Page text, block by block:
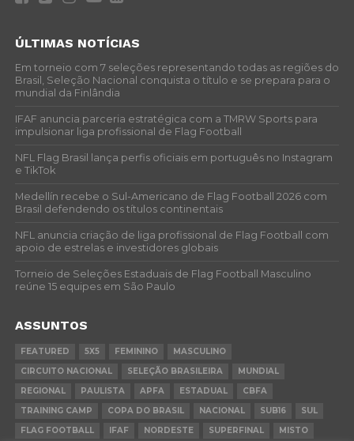
ÚLTIMAS NOTÍCIAS
Em torneio com 7 seleções representando todas as regiões do
Brasil, Seleção Nacional conquista o título e se prepara para o
mundial da Finlândia
IFAF anuncia parceria estratégica com a TMRW Sports para
impulsionar liga profissional de Flag Football
NFL Flag Brasil lança perfis oficiais em português no Instagram
e TikTok
Medellín recebe o Sul-Americano de Flag Football 2026 com
Brasil defendendo os títulos continentais
NFL anuncia criação de liga profissional de Flag Football com
apoio de estrelas e investidores globais
Torneio de Seleções Estaduais de Flag Football Masculino
reúne 15 equipes em São Paulo
ASSUNTOS
FEATURED 5X5 FEMININO
MASCULINO
CIRCUITO NACIONAL
SELEÇÃO BRASILEIRA
MUNDIAL
REGIONAL
PAULISTA APFA ESTADUAL
CBFA
TRAINING CAMP
COPA DO BRASIL NACIONAL SUB16
SUL
FLAG FOOTBALL
IFAF NORDESTE SUPERFINAL MISTO